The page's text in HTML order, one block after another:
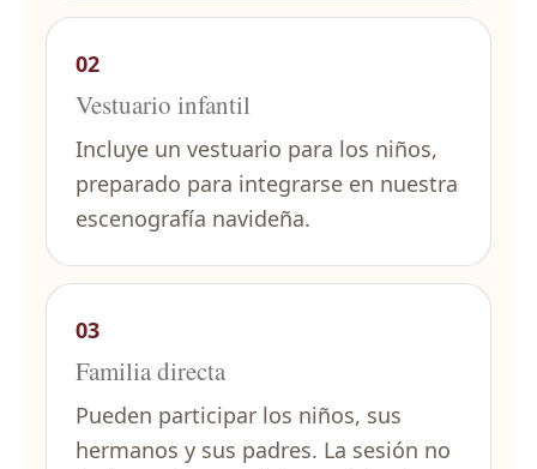
02
Vestuario infantil
Incluye un vestuario para los niños,
preparado para integrarse en nuestra
escenografía navideña.
03
Familia directa
Pueden participar los niños, sus
hermanos y sus padres. La sesión no